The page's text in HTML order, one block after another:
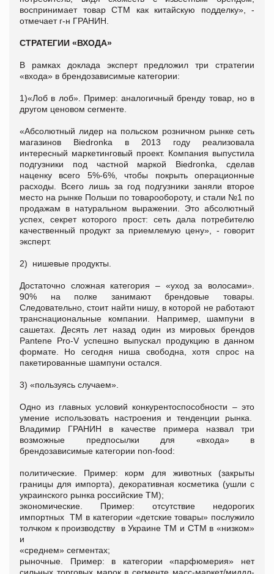
воспринимает товар СТМ как китайскую подделку», -
отмечает г-н ГРАНИН.
СТРАТЕГИИ «ВХОДА»
В рамках доклада эксперт предложил три стратегии
«входа» в брендозависимые категории:
1)«Лоб в лоб». Пример: аналогичный бренду товар, но в
другом ценовом сегменте.
«Абсолютный лидер на польском розничном рынке сеть
магазинов Biedronka в 2013 году реализовала
интересный маркетинговый проект. Компания выпустила
подгузники под частной маркой Biedronka, сделав
наценку всего 5%-6%, чтобы покрыть операционные
расходы. Всего лишь за год подгузники заняли второе
место на рынке Польши по товарообороту, и стали №1 по
продажам в натуральном выражении. Это абсолютный
успех, секрет которого прост: сеть дала потребителю
качественный продукт за приемлемую цену», - говорит
эксперт.
2) нишевые продукты.
Достаточно сложная категория – «уход за волосами».
90% на полке занимают брендовые товары.
Следовательно, стоит найти нишу, в которой не работают
транснациональные компании. Например, шампуни в
сашетах. Десять лет назад один из мировых брендов
Pantene Pro-V успешно выпускал продукцию в данном
формате. Но сегодня ниша свободна, хотя спрос на
пакетированные шампуни остался.
3) «пользуясь случаем».
Одно из главных условий конкурентоспособности – это
умение использовать настроения и тенденции рынка.
Владимир ГРАНИН в качестве примера назвал три
возможные предпосылки для «входа» в
брендозависимые категории non-food:
политические. Пример: корм для животных (закрыты
границы для импорта), декоративная косметика (ушли с
украинского рынка российские ТМ);
экономические. Пример: отсутствие недорогих
импортных ТМ в категории «детские товары» послужило
толчком к производству в Украине ТМ и СТМ в «низком»
и
«среднем» сегментах;
рыночные. Пример: в категории «парфюмерия» нет